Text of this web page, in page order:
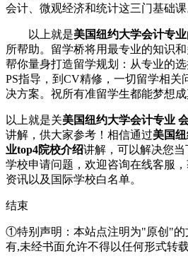
会计、微观经济和统计这三门基础课
以上就是美国纽约大学会计专业
所帮助。留学桥将用最专业的知识
帮你量身打造留学规划：从专业的
PS指导，到CV精修，一切留学相关
决方案。祝所有准留学生都能梦想
以上就是关美国纽约大学会计专业
讲解，供大家参考！相信通过美国
业top4院校介绍讲解，可以解决您
学校申请问题，欢迎咨询在线客服
资讯以及国际学校白名单。
结束
①特别声明：本站点注明为"原创"的
有,未经书面允许不得以任何形式转